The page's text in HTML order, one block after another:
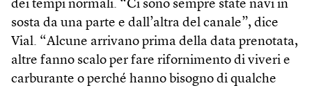
dei tempi normali. “Ci sono sempre state navi in
sosta da una parte e dall’altra del canale”, dice
Vial. “Alcune arrivano prima della data prenotata,
altre fanno scalo per fare rifornimento di viveri e
carburante o perché hanno bisogno di qualche